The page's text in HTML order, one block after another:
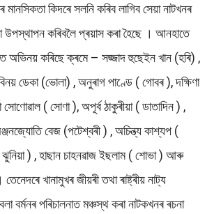
কিদৰে সলনি কৰিব লাগিব সেয়া নাটখনৰ
উপস্থাপন কৰিবলৈ প্ৰয়াস কৰা হৈছে । আনহাতে
অভিনয় কৰিছে ক্ৰমে – সজ্জাদ হুছেইন খান (হৰি) ,
ডেকা (ভোলা) , অনুৰাগ পাণ্ডে ( গোবৰ ), দক্ষিণা
সোণোৱাল ( সোণা ), অপূৰ্ব ঠাকুৰীয়া ( ডাতাদিন ) ,
বেজ (পটেশ্বৰী ) , অচিন্ত্য কাশ্যপ (
ঝুনিয়া ) , হাছান চাহনৱাজ ইছলাম ( শোভা ) আৰু
খানামুখৰ জীয়ৰী তথা ৰাষ্ট্ৰীয় নাট্য
বৰ্মনৰ পৰিচালনাত মঞ্চস্থ কৰা নাটকখনৰ ৰচনা